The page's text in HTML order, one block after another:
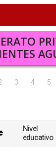
REPUBLICA
3 4 5
Nivel
educativo